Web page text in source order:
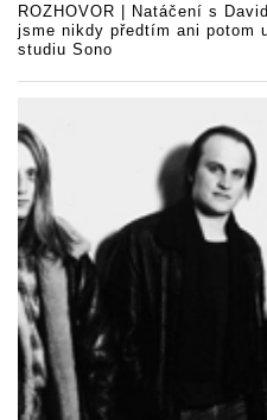
ROZHOVOR | Natáčení s
jsme nikdy předtím ani potom
studiu Sono